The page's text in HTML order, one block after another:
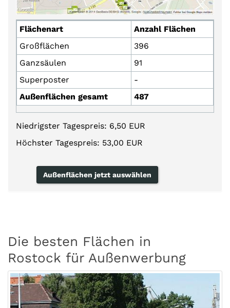
Flächenart
Anzahl Flächen
Großflächen
396
Ganzsäulen
91
Superposter
-
Außenflächen gesamt
487
Niedrigster Tagespreis: 6,50 EUR
Höchster Tagespreis: 53,00 EUR
Außenflächen jetzt auswählen
Die besten Flächen in
Rostock für Außenwerbung